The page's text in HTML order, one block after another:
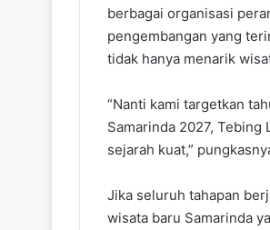
berbagai organisasi
pengembangan yang
tidak hanya menarik
“Nanti kami targetkan
Samarinda 2027,
sejarah kuat,”
Jika seluruh tahapan
wisata baru Samarinda